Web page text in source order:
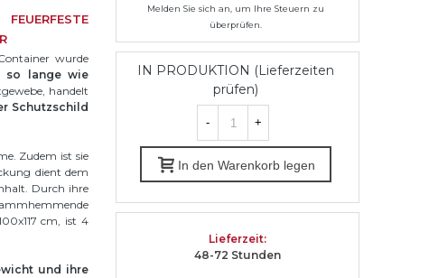
wurde
so lange wie
handelt
Schutzschild
Zudem ist sie
dient dem
Durch ihre
cm, ist 4
und ihre
Melden Sie sich an, um Ihre Steuern zu
überprüfen.
IN PRODUKTION (Lieferzeiten
prüfen)
- +
In den Warenkorb legen
Lieferzeit:
48-72 Stunden